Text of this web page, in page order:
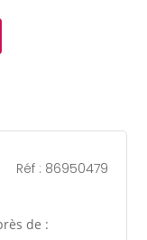
Réf : 86950479
de :